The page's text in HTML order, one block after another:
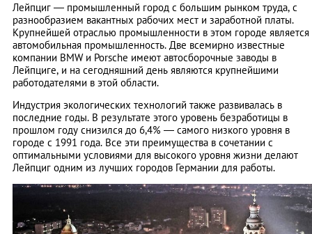
Лейпциг — промышленный город с большим рынком труда, с
разнообразием вакантных рабочих мест и заработной платы.
Крупнейшей отраслью промышленности в этом городе является
автомобильная промышленность. Две всемирно известные
компании BMW и Porsche имеют автосборочные заводы в
Лейпциге, и на сегодняшний день являются крупнейшими
работодателями в этой области.
Индустрия экологических технологий также развивалась в
последние годы. В результате этого уровень безработицы в
прошлом году снизился до 6,4% — самого низкого уровня в
городе с 1991 года. Все эти преимущества в сочетании с
оптимальными условиями для высокого уровня жизни делают
Лейпциг одним из лучших городов Германии для работы.